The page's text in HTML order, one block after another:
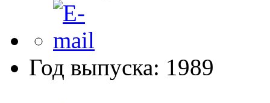
Год выпуска: 1989